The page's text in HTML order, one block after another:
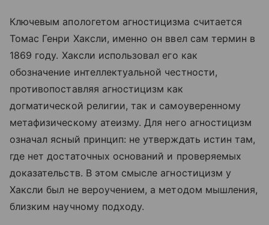
Ключевым апологетом агностицизма считается
Томас Генри Хаксли, именно он ввел сам термин в
1869 году. Хаксли использовал его как
обозначение интеллектуальной честности,
противопоставляя агностицизм как
догматической религии, так и самоуверенному
метафизическому атеизму. Для него агностицизм
означал ясный принцип: не утверждать истин там,
где нет достаточных оснований и проверяемых
доказательств. В этом смысле агностицизм у
Хаксли был не вероучением, а методом мышления,
близким научному подходу.